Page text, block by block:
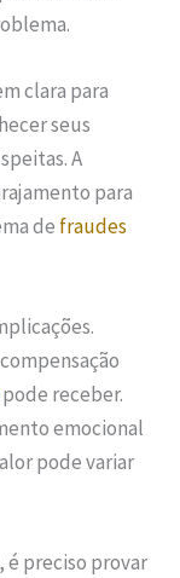
clara para
seus
A
para
de fraudes
pode receber.
emocional
pode variar
é preciso provar